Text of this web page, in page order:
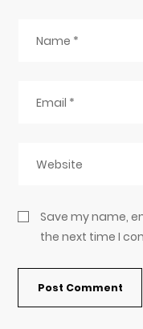
Save my name,
the next time I